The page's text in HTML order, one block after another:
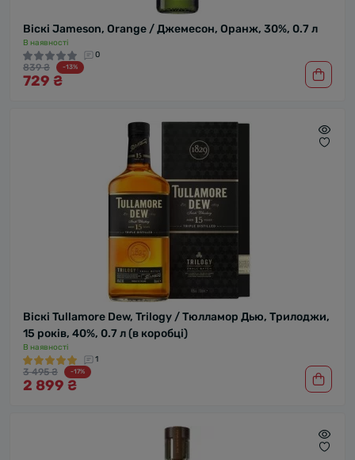
Віскі Jameson, Orange / Джемесон, Оранж, 30%, 0.7 л
В наявності
0
839 ₴ -13%
729 ₴
Віскі Tullamore Dew, Trilogy / Тюлламор Дью, Трилоджи,
15 років, 40%, 0.7 л (в коробці)
В наявності
1
3 495 ₴ -17%
2 899 ₴